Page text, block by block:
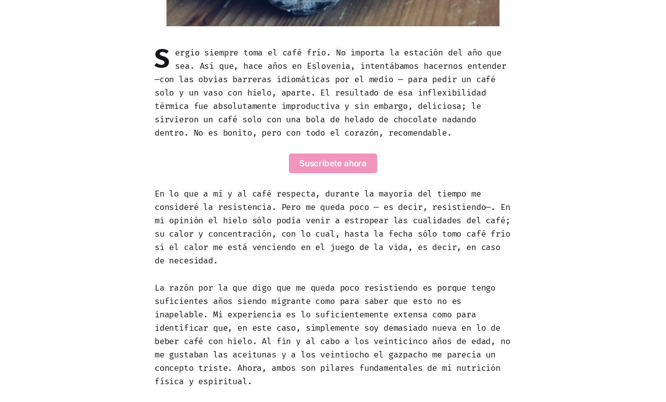
S
ergio siempre toma el café frío. No importa la estación del año que
sea. Así que, hace años en Eslovenia, intentábamos hacernos entender
—con las obvias barreras idiomáticas por el medio — para pedir un café
solo y un vaso con hielo, aparte. El resultado de esa inflexibilidad
térmica fue absolutamente improductiva y sin embargo, deliciosa; le
sirvieron un café solo con una bola de helado de chocolate nadando
dentro. No es bonito, pero con todo el corazón, recomendable.
Suscríbete ahora
En lo que a mí y al café respecta, durante la mayoría del tiempo me
consideré la resistencia. Pero me queda poco — es decir, resistiendo—. En
mi opinión el hielo sólo podía venir a estropear las cualidades del café;
su calor y concentración, con lo cual, hasta la fecha sólo tomo café frío
si el calor me está venciendo en el juego de la vida, es decir, en caso
de necesidad.
La razón por la que digo que me queda poco resistiendo es porque tengo
suficientes años siendo migrante como para saber que esto no es
inapelable. Mi experiencia es lo suficientemente extensa como para
identificar que, en este caso, simplemente soy demasiado nueva en lo de
beber café con hielo. Al fin y al cabo a los veinticinco años de edad, no
me gustaban las aceitunas y a los veintiocho el gazpacho me parecía un
concepto triste. Ahora, ambos son pilares fundamentales de mi nutrición
física y espiritual.